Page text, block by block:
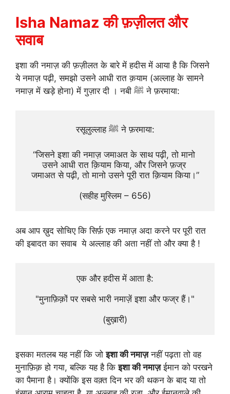
Isha Namaz की फ़ज़ीलत और
सवाब
इशा की नमाज़ की फ़ज़ीलत के बारे में हदीस में आया है कि जिसने
ये नमाज़ पढ़ी, समझो उसने आधी रात क़याम (अल्लाह के सामने
नमाज़ में खड़े होना) में गुज़ार दी । नबी ﷺ ने फ़रमाया:
रसूलुल्लाह ﷺ ने फ़रमाया:
“जिसने इशा की नमाज़ जमाअत के साथ पढ़ी, तो मानो
उसने आधी रात क़ियाम किया, और जिसने फ़ज्र
जमाअत से पढ़ी, तो मानो उसने पूरी रात क़ियाम किया।”
(सहीह मुस्लिम – 656)
अब आप ख़ुद सोचिए कि सिर्फ़ एक नमाज़ अदा करने पर पूरी रात
की इबादत का सवाब ये अल्लाह की अता नहीं तो और क्या है !
एक और हदीस में आता है:
"मुनाफ़िक़ों पर सबसे भारी नमाज़ें इशा और फज्र हैं।"
(बुख़ारी)
इसका मतलब यह नहीं कि जोइशा की नमाज़नहीं पढ़ता तो वह
मुनाफ़िक़ हो गया, बल्कि यह है किइशा की नमाज़ईमान को परखने
का पैमाना है। क्योंकि इस वक़्त दिन भर की थकन के बाद या तो